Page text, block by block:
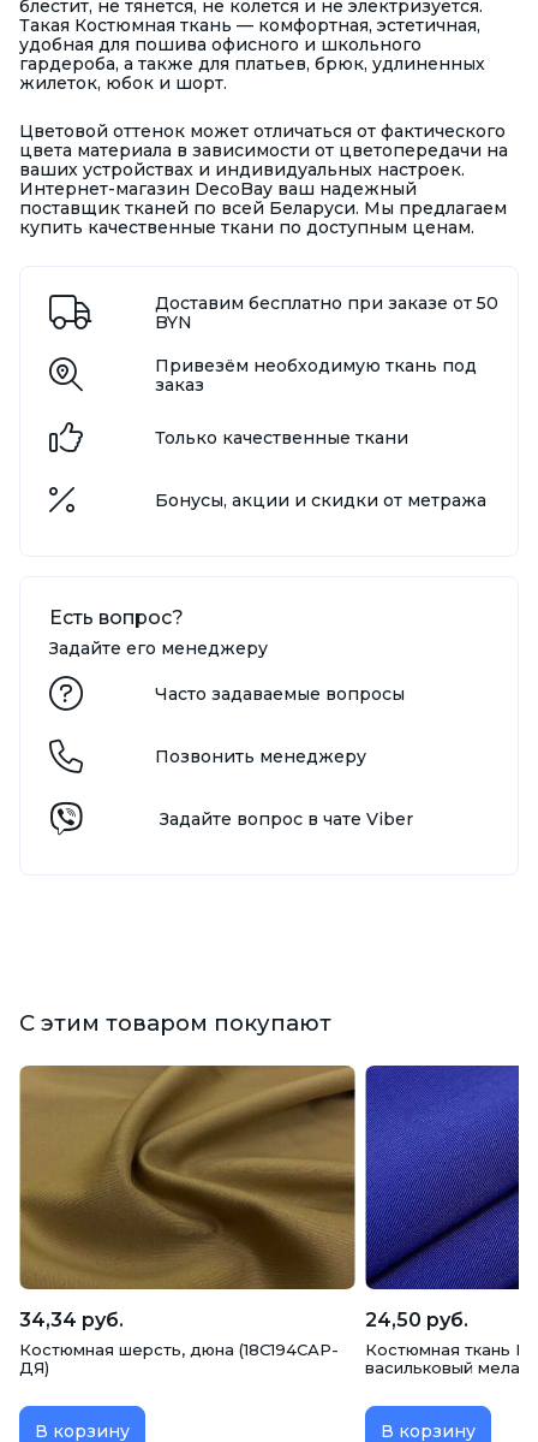
блестит, не тянется, не колется и не электризуется.
Такая Костюмная ткань — комфортная, эстетичная,
удобная для пошива офисного и школьного
гардероба, а также для платьев, брюк, удлиненных
жилеток, юбок и шорт.
Цветовой оттенок может отличаться от фактического
цвета материала в зависимости от цветопередачи на
ваших устройствах и индивидуальных настроек.
Интернет-магазин DecoBay ваш надежный
поставщик тканей по всей Беларуси. Мы предлагаем
купить качественные ткани по доступным ценам.
Доставим бесплатно при заказе от 50
BYN
Привезём необходимую ткань под
заказ
Только качественные ткани
Бонусы, акции и скидки от метража
Есть вопрос?
Задайте его менеджеру
Часто задаваемые вопросы
Позвонить менеджеру
Задайте вопрос в чате Viber
С этим товаром покупают
34,34 руб.
Костюмная шерсть, дюна (18С194САР-
ДЯ)
В корзину
24,50 руб.
Костюмная ткань
васильковый
В корзину